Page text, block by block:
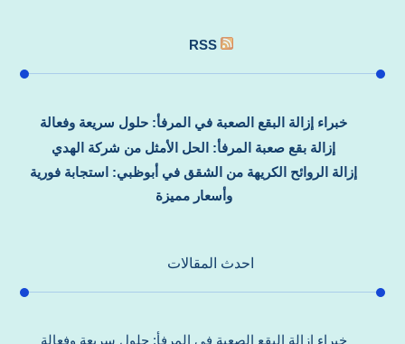
RSS
خبراء إزالة البقع الصعبة في المرفأ: حلول سريعة وفعالة
إزالة بقع صعبة المرفأ: الحل الأمثل من شركة الهدي
إزالة الروائح الكريهة من الشقق في أبوظبي: استجابة فورية
وأسعار مميزة
احدث المقالات
خبراء إزالة البقع الصعبة في المرفأ: حلول سريعة وفعالة